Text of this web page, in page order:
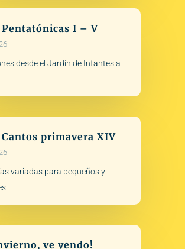
Pentatónicas I – V
desde el Jardín de Infantes a
Cantos primavera XIV
variadas para pequeños y
ve yendo!